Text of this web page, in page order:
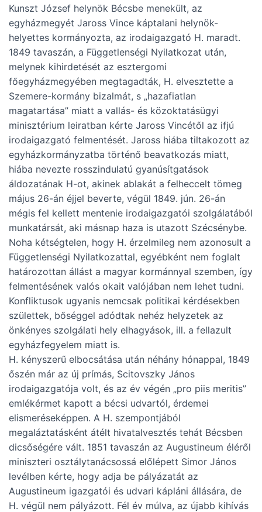
Kunszt József helynök Bécsbe menekült, az
egyházmegyét Jaross Vince káptalani helynök-
helyettes kormányozta, az irodaigazgató H. maradt.
1849 tavaszán, a Függetlenségi Nyilatkozat után,
melynek kihirdetését az esztergomi
főegyházmegyében megtagadták, H. elvesztette a
Szemere-kormány bizalmát, s „hazafiatlan
magatartása” miatt a vallás- és közoktatásügyi
minisztérium leiratban kérte Jaross Vincétől az ifjú
irodaigazgató felmentését. Jaross hiába tiltakozott az
egyházkormányzatba történő beavatkozás miatt,
hiába nevezte rosszindulatú gyanúsítgatások
áldozatának H-ot, akinek ablakát a felheccelt tömeg
május 26-án éjjel beverte, végül 1849. jún. 26-án
mégis fel kellett mentenie irodaigazgatói szolgálatából
munkatársát, aki másnap haza is utazott Szécsénybe.
Noha kétségtelen, hogy H. érzelmileg nem azonosult a
Függetlenségi Nyilatkozattal, egyébként nem foglalt
határozottan állást a magyar kormánnyal szemben, így
felmentésének valós okait valójában nem lehet tudni.
Konfliktusok ugyanis nemcsak politikai kérdésekben
születtek, bőséggel adódtak nehéz helyzetek az
önkényes szolgálati hely elhagyások, ill. a fellazult
egyházfegyelem miatt is.
H. kényszerű elbocsátása után néhány hónappal, 1849
őszén már az új prímás, Scitovszky János
irodaigazgatója volt, és az év végén „pro piis meritis”
emlékérmet kapott a bécsi udvartól, érdemei
elismeréseképpen. A H. szempontjából
megaláztatásként átélt hivatalvesztés tehát Bécsben
dicsőségére vált. 1851 tavaszán az Augustineum éléről
miniszteri osztálytanácsossá előlépett Simor János
levélben kérte, hogy adja be pályázatát az
Augustineum igazgatói és udvari kápláni állására, de
H. végül nem pályázott. Fél év múlva, az újabb kihívás